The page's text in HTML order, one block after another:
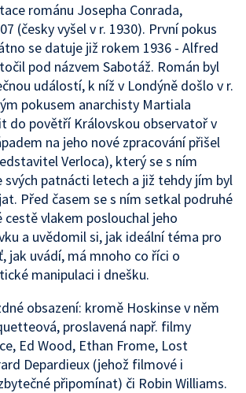
románu Josepha Conrada,
(česky vyšel v r. 1930). První pokus
se datuje již rokem 1936 - Alfred
pod názvem Sabotáž. Román byl
událostí, k níž v Londýně došlo v r.
pokusem anarchisty Martiala
do povětří Královskou observatoř v
na jeho nové zpracování přišel
Verloca), který se s ním
svých patnácti letech a již tehdy jím byl
Před časem se s ním setkal podruhé
cestě vlakem poslouchal jeho
a uvědomil si, jak ideální téma pro
jak uvádí, má mnoho co říci o
manipulaci i dnešku.
obsazení: kromě Hoskinse v něm
proslavená např. filmy
Ed Wood, Ethan Frome, Lost
Depardieux (jehož filmové i
připomínat) či Robin Williams.